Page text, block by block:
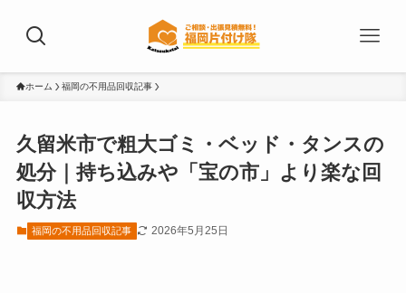
ホーム 福岡の不用品回収記事
久留米市で粗大ゴミ・ベッド・タンスの
処分｜持ち込みや「宝の市」より楽な回
収方法
福岡の不用品回収記事 2026年5月25日